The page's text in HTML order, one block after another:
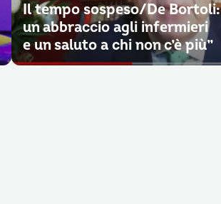
Il tempo sospeso/De Bortoli:
un abbraccio agli infermieri
e un saluto a chi non c’è più”